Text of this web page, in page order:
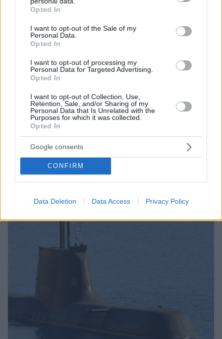
grant or deny consent to Google and its third-party tags to
use your data for below specified purposes in below Google
consent section.
Opted In
I want to opt-out of the Sale of my
Personal Data.
Opted In
I want to opt-out of processing my
Personal Data for Targeted Advertising.
Opted In
I want to opt-out of Collection, Use,
Retention, Sale, and/or Sharing of my
Personal Data that Is Unrelated with the
Purposes for which it was collected.
Opted In
Google consents
CONFIRM
Data Deletion Data Access Privacy Policy
Κυρανάκης: Ποινές και απολύσεις σε περιπτώσεις
σοβαρών παραβιάσεων στον ΟΣΕ, εγκαταστάθηκε
σύστημα αυτόματης πέδησης σε 100 αμαξοστοιχίες
Τόνισε πως η νέα εταιρεία διαθέτει «το πιο ευέλικτο
θεσμικό πλαίσιο στο Δημόσιο» - Τι είπε για τις
κάμερες στους δρόμους
02.09.2025, 12:48 1